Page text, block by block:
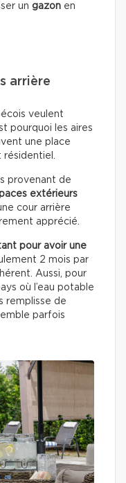
un gazon en
arrière
veulent
pourquoi les aires
une place
résidentiel.
provenant de
extérieurs
cour arrière
apprécié.
pour avoir une
2 mois par
Aussi, pour
où l’eau potable
remplisse de
parfois